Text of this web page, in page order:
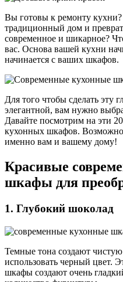
Вы готовы к ремонту
традиционный дом и
современное и шикарное?
вас. Основа вашей кухни
начинается с ваших шкафов.
Для того чтобы сделать эту
элегантной, вам нужно
Давайте посмотрим на эти
кухонных шкафов.
именно вам и вашему дому!
Красивые
шкафы для
1. Глубокий шоколад
Темные тона создают чистую
использовать черный цвет.
шкафы создают очень